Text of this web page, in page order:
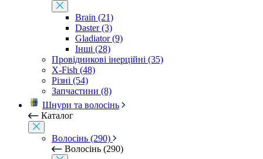
Brain (21)
Daster (3)
Gladiator (9)
Інші (28)
Провідникові інерційні (35)
X-Fish (48)
Різні (54)
Запчастини (8)
Шнури та волосінь
Каталог
Волосінь (290)
Волосінь (290)